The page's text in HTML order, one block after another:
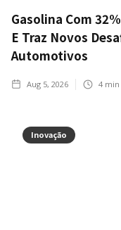
Gasolina Com
E Traz Novos
Automotivos
Aug 5, 2026 4
Inovação